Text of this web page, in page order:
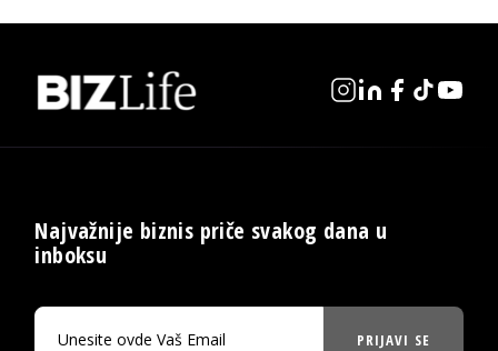
Najvažnije biznis priče svakog dana u
inboksu
PRIJAVI SE